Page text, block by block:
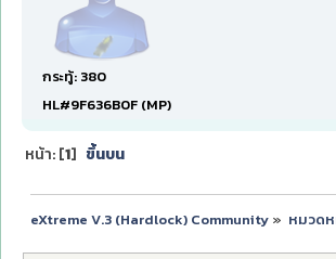
กระทู้: 380
HL#9F636B0F (MP)
หน้า: [1] ขึ้นบน
eXtreme V.3 (Hardlock) Community» หมวด